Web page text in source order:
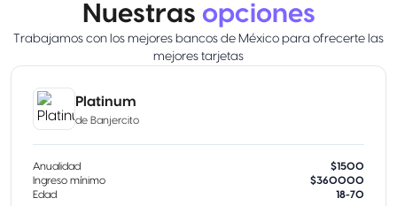
Nuestras opciones
Trabajamos con los mejores bancos de México para ofrecerte las
mejores tarjetas
Platinum
de Banjercito
Anualidad
$1500
Ingreso mínimo
$360000
Edad
18-70